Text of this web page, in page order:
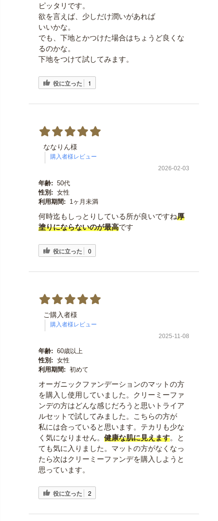
ピッタリです。
欲を言えば、少しだけ潤いがあれば
いいかな。
でも、下地とかつけた場合はちょうど良くな
るのかな。
下地をつけて試してみます。
役に立った 1
ななりん様
2026-02-03
年齢: 50代
性別: 女性
利用期間:
1ヶ月未満
何時迄もしっとりしている所が良いですね厚
塗りにならないのが最高です
役に立った 0
ご購入者様
2025-11-08
年齢: 60歳以上
性別: 女性
利用期間: 初めて
オーガニックファンデーションのマットの方
を購入し使用していました。クリーミーファ
ンデの方はどんな感じだろうと思いトライア
ルセットで試してみました。こちらの方が
私には合っていると思います。テカリも少な
く気になりません。 健康な肌に見えます。と
ても気に入りました。マットの方がなくなっ
たら次はクリーミーファンデを購入しようと
思っています。
役に立った 2